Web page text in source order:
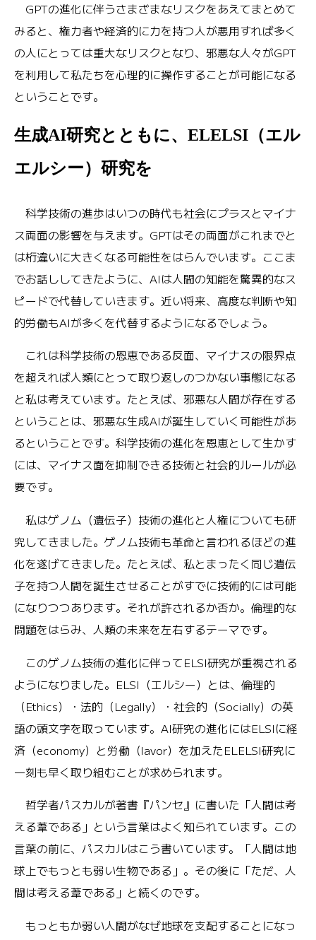
GPTの進化に伴うさまざまなリスクをあえてまとめて
みると、権力者や経済的に力を持つ人が悪用すれば多く
の人にとっては重大なリスクとなり、邪悪な人々がGPT
を利用して私たちを心理的に操作することが可能になる
ということです。
生成AI研究とともに、ELELSI（エル
エルシー）研究を
科学技術の進歩はいつの時代も社会にプラスとマイナ
ス両面の影響を与えます。GPTはその両面がこれまでと
は桁違いに大きくなる可能性をはらんでいます。ここま
でお話ししてきたように、AIは人間の知能を驚異的なス
ピードで代替していきます。近い将来、高度な判断や知
的労働もAIが多くを代替するようになるでしょう。
これは科学技術の恩恵である反面、マイナスの限界点
を超えれば人類にとって取り返しのつかない事態になる
と私は考えています。たとえば、邪悪な人間が存在する
ということは、邪悪な生成AIが誕生していく可能性があ
るということです。科学技術の進化を恩恵として生かす
には、マイナス面を抑制できる技術と社会的ルールが必
要です。
私はゲノム（遺伝子）技術の進化と人権についても研
究してきました。ゲノム技術も革命と言われるほどの進
化を遂げてきました。たとえば、私とまったく同じ遺伝
子を持つ人間を誕生させることがすでに技術的には可能
になりつつあります。それが許されるか否か。倫理的な
問題をはらみ、人類の未来を左右するテーマです。
このゲノム技術の進化に伴ってELSI研究が重視される
ようになりました。ELSI（エルシー）とは、倫理的
（Ethics）・法的（Legally）・社会的（Socially）の英
語の頭文字を取っています。AI研究の進化にはELSIに経
済（economy）と労働（lavor）を加えたELELSI研究に
一刻も早く取り組むことが求められます。
哲学者パスカルが著書『パンセ』に書いた「人間は考
える葦である」という言葉はよく知られています。この
言葉の前に、パスカルはこう書いています。「人間は地
球上でもっとも弱い生物である」。その後に「ただ、人
間は考える葦である」と続くのです。
もっともか弱い人間がなぜ地球を支配することになっ